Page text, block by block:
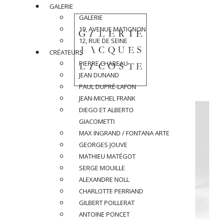
GALERIE
GALERIE
19, AVENUE MATIGNON
12, RUE DE SEINE
CRÉATEURS
PIERRE CHAREAU
JEAN DUNAND
PAUL DUPRÉ-LAFON
JEAN-MICHEL FRANK
DIEGO ET ALBERTO
GIACOMETTI
MAX INGRAND / FONTANA ARTE
GEORGES JOUVE
MATHIEU MATÉGOT
SERGE MOUILLE
ALEXANDRE NOLL
CHARLOTTE PERRIAND
GILBERT POILLERAT
ANTOINE PONCET